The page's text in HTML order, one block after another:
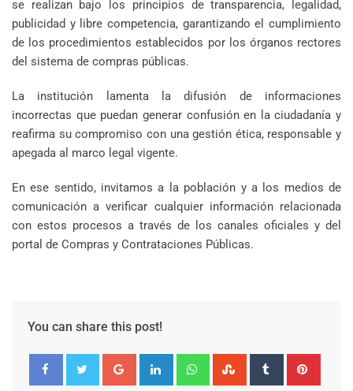
se realizan bajo los principios de transparencia, legalidad,
publicidad y libre competencia, garantizando el cumplimiento
de los procedimientos establecidos por los órganos rectores
del sistema de compras públicas.
La institución lamenta la difusión de informaciones
incorrectas que puedan generar confusión en la ciudadanía y
reafirma su compromiso con una gestión ética, responsable y
apegada al marco legal vigente.
En ese sentido, invitamos a la población y a los medios de
comunicación a verificar cualquier información relacionada
con estos procesos a través de los canales oficiales y del
portal de Compras y Contrataciones Públicas.
You can share this post!
Google+ LinkedIn WhatsappStumbleUpon
Tumblr